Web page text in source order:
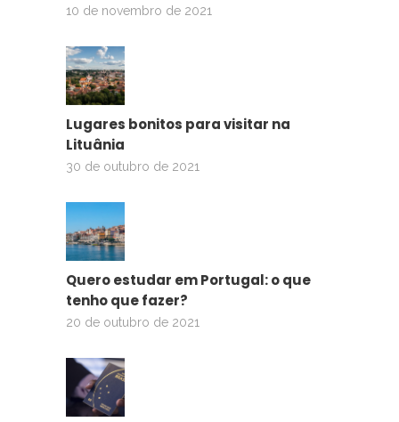
10 de novembro de 2021
Lugares bonitos para visitar na
Lituânia
30 de outubro de 2021
Quero estudar em Portugal: o que
tenho que fazer?
20 de outubro de 2021